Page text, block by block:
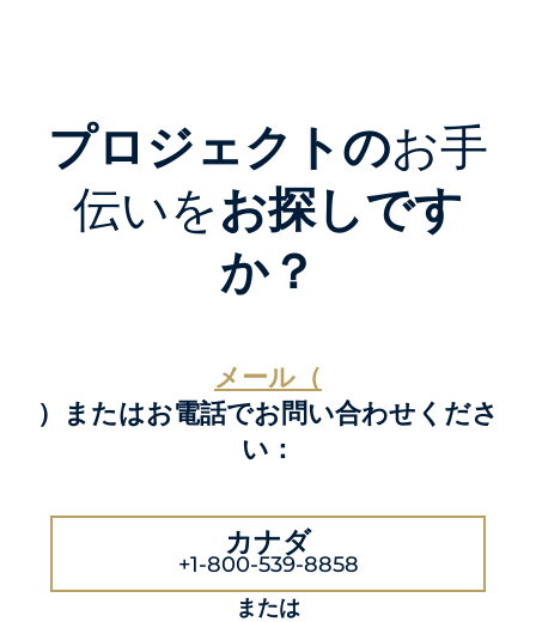
プロジェクトのお手
伝いをお探しです
か？
メール（
）またはお電話でお問い合わせくださ
い：
カナダ
+1-800-539-8858
または